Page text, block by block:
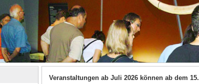
Veranstaltungen ab Juli 2026 können ab dem